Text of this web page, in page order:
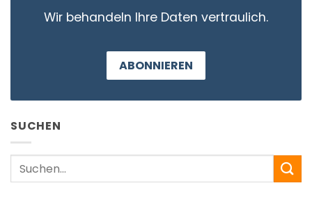
Wir behandeln Ihre Daten vertraulich.
ABONNIEREN
SUCHEN
Search